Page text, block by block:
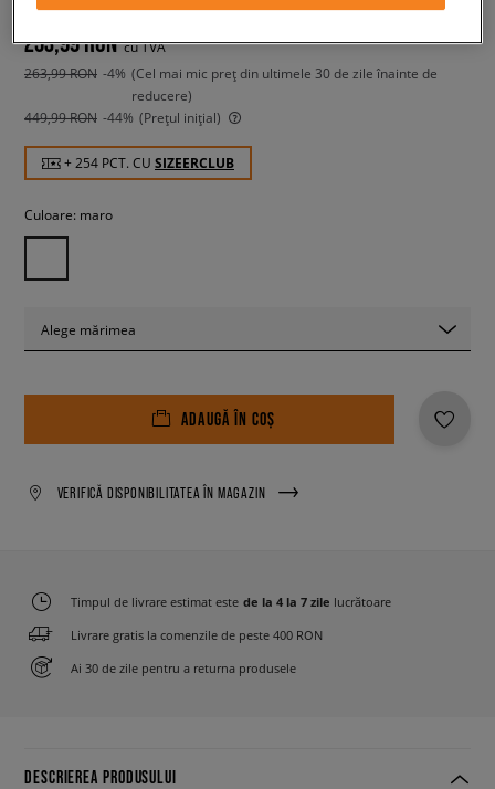
253,99 RON cu TVA
263,99 RON -4% (Cel mai mic preț din ultimele 30 de zile înainte de
reducere)
449,99 RON -44% (Prețul inițial)
+ 254 PCT. CU SIZEERCLUB
Culoare: maro
Alege mărimea
ADAUGĂ ÎN COȘ
VERIFICĂ DISPONIBILITATEA ÎN MAGAZIN
Timpul de livrare estimat este de la 4 la 7 zile lucrătoare
Livrare gratis la comenzile de peste 400 RON
Ai 30 de zile pentru a returna produsele
DESCRIEREA PRODUSULUI